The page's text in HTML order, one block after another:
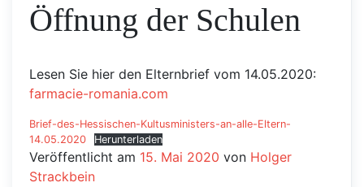
Öffnung der Schulen
Lesen Sie hier den Elternbrief vom 14.05.2020:
farmacie-romania.com
Brief-des-Hessischen-Kultusministers-an-alle-Eltern-
14.05.2020
Herunterladen
Veröffentlicht am 15. Mai 2020 von Holger
Strackbein